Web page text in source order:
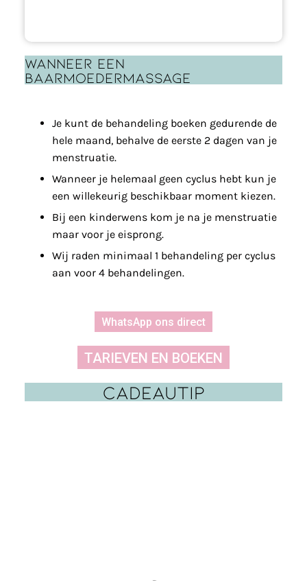
wanneer een
baarmoedermassage
Je kunt de behandeling boeken gedurende de
hele maand, behalve de eerste 2 dagen van je
menstruatie.
Wanneer je helemaal geen cyclus hebt kun je
een willekeurig beschikbaar moment kiezen.
Bij een kinderwens kom je na je menstruatie
maar voor je eisprong.
Wij raden minimaal 1 behandeling per cyclus
aan voor 4 behandelingen.
WhatsApp ons direct
TARIEVEN EN BOEKEN
Cadeautip